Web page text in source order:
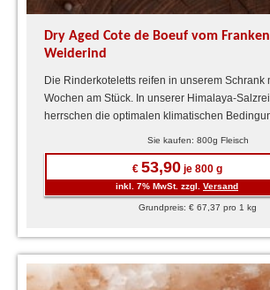
Dry Aged Cote de Boeuf vom
Weiderind
Die Rinderkoteletts reifen in unserem Schrank
Wochen am Stück. In unserer Himalaya-
herrschen die optimalen klimatischen
Sie kaufen: 800g Fleisch
€ 53,90je 800 g
inkl. 7% MwSt. zzgl. Versand
Grundpreis: € 67,37 pro 1 kg